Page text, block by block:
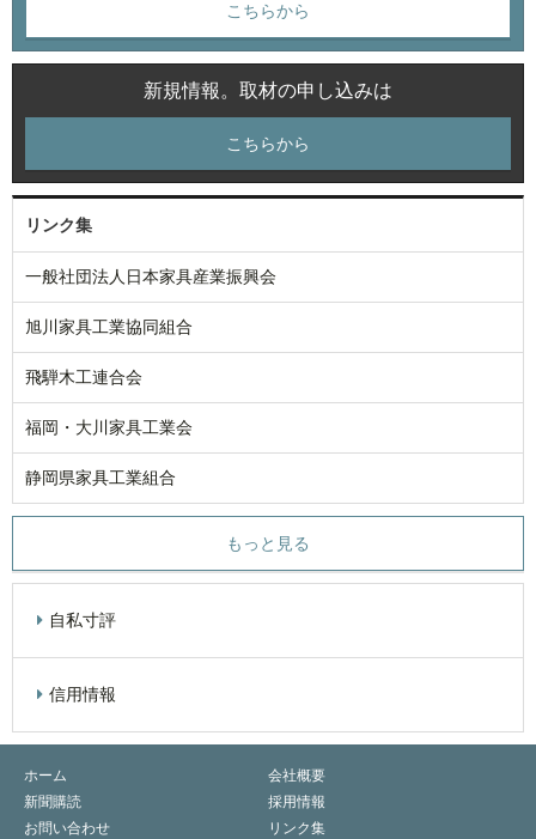
こちらから
新規情報。取材の申し込みは
こちらから
リンク集
一般社団法人日本家具産業振興会
旭川家具工業協同組合
飛騨木工連合会
福岡・大川家具工業会
静岡県家具工業組合
もっと見る
自私寸評
信用情報
ホーム
会社概要
新聞購読
採用情報
お問い合わせ
リンク集